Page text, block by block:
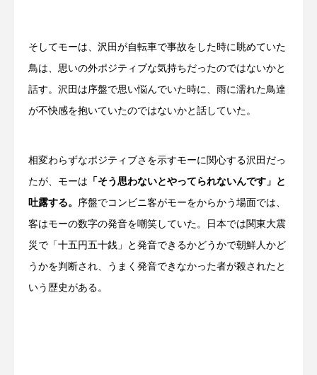
そしてモーは、沢田が自転車で事故をした時に眺めていた
鳥は、思いの外ポジティブな気持ちだったのではないかと
話す。沢田は序盤で思い悩んでいた時に、雨に濡れた鳥達
が不快感を抱いていたのではないかと話していた。
相変わらずなポジティブさを示すモーに関心する沢田だっ
たが、モーは 「そう思わないとやってられないんです」と
吐露する。 序盤でコンビニ客がモーをからかう場面では、
客はモーの数字の発音を嘲笑していた。日本では関東大震
災で「十五円五十銭」と発音できるかどうかで朝鮮人かど
うかを判断され、うまく発音できなかった者が殺されたと
いう歴史がある。